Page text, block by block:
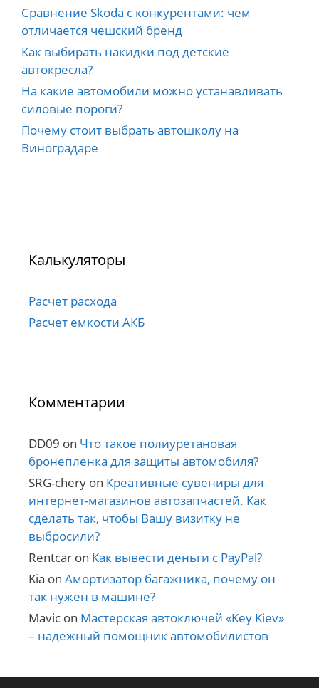
Сравнение Skoda с конкурентами: чем
отличается чешский бренд
Как выбирать накидки под детские
автокресла?
На какие автомобили можно устанавливать
силовые пороги?
Почему стоит выбрать автошколу на
Виноградаре
Калькуляторы
Расчет расхода
Расчет емкости АКБ
Комментарии
DD09 on Что такое полиуретановая
бронепленка для защиты автомобиля?
SRG-chery on Креативные сувениры для
интернет-магазинов автозапчастей. Как
сделать так, чтобы Вашу визитку не
выбросили?
Rentcar on Как вывести деньги с PayPal?
Kia on Амортизатор багажника, почему он
так нужен в машине?
Mavic on Мастерская автоключей «Key Kiev»
– надежный помощник автомобилистов